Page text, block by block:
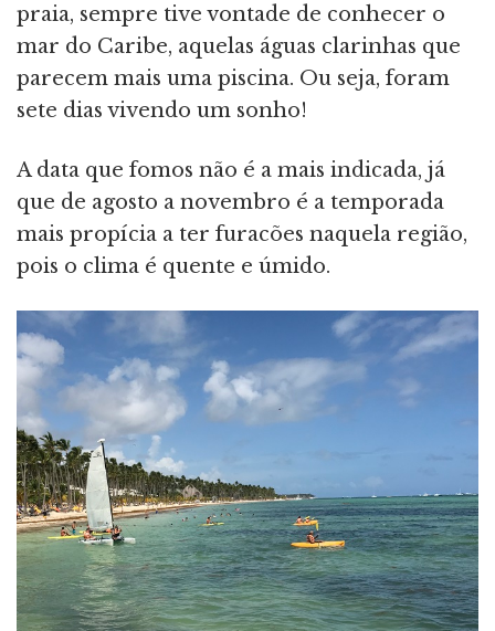
praia, sempre tive vontade de conhecer o
mar do Caribe, aquelas águas clarinhas que
parecem mais uma piscina. Ou seja, foram
sete dias vivendo um sonho!
A data que fomos não é a mais indicada, já
que de agosto a novembro é a temporada
mais propícia a ter furacões naquela região,
pois o clima é quente e úmido.